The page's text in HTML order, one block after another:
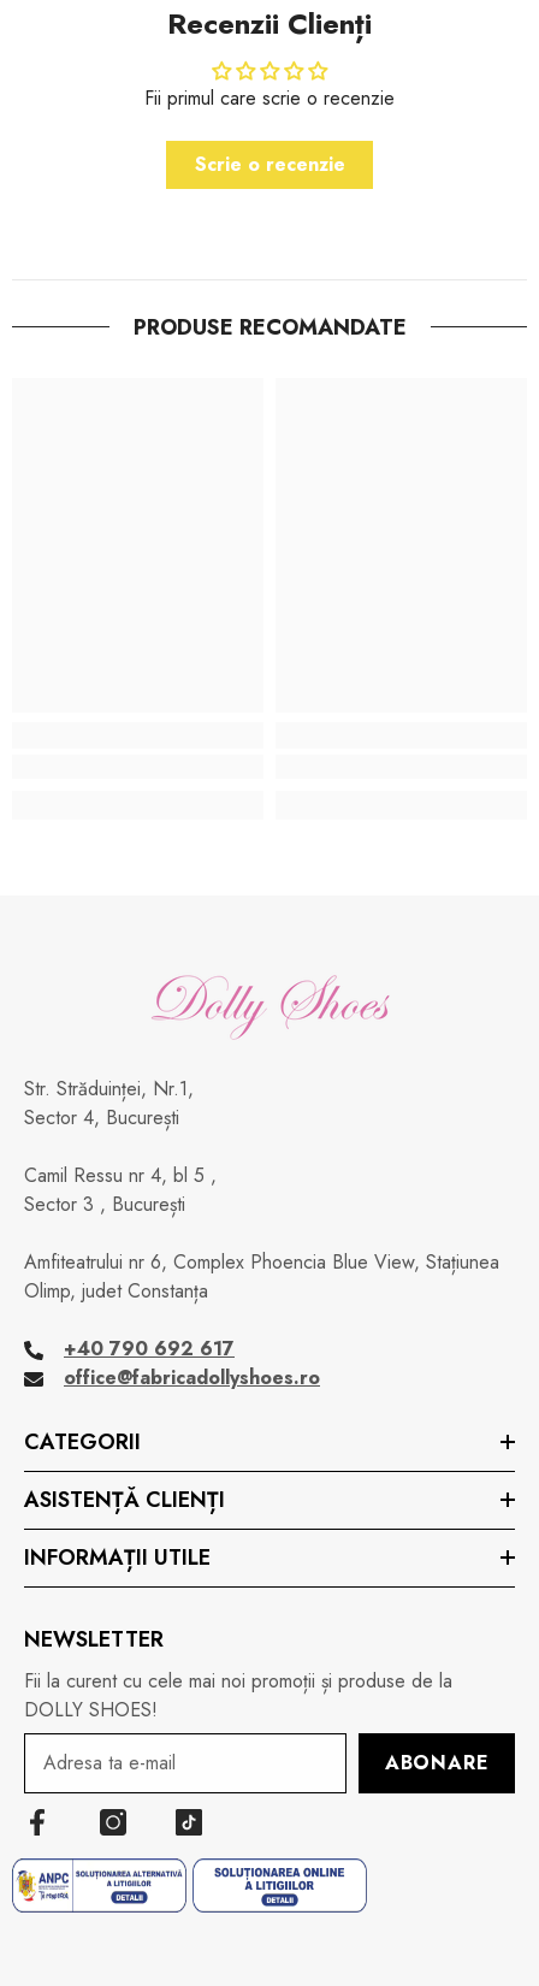
Recenzii Clienți
Fii primul care scrie o recenzie
Scrie o recenzie
PRODUSE RECOMANDATE
Str. Străduinței, Nr.1,
Sector 4, București
Camil Ressu nr 4, bl 5 ,
Sector 3 , București
Amfiteatrului nr 6, Complex Phoencia Blue View, Stațiunea
Olimp, judet Constanța
+40 790 692 617
office@fabricadollyshoes.ro
CATEGORII
ASISTENȚĂ CLIENȚI
INFORMAȚII UTILE
NEWSLETTER
Fii la curent cu cele mai noi promoții și produse de la
DOLLY SHOES!
ABONARE